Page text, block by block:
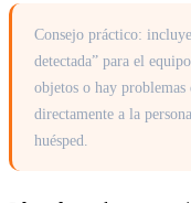
Consejo práctico:
detectada” para el
objetos o hay
directamente a la
huésped.